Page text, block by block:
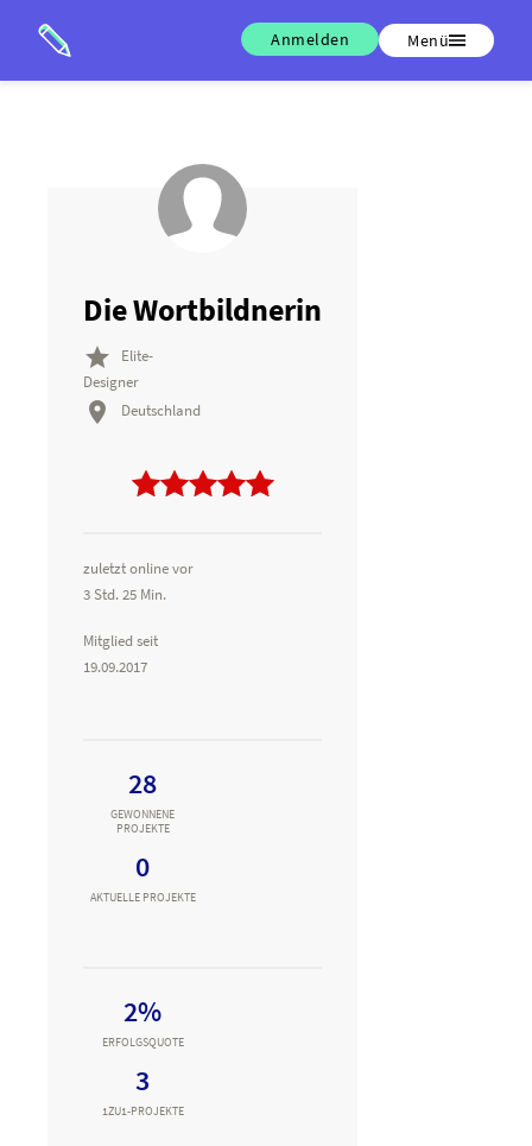
Anmelden Menü
Die Wortbildnerin

Elite-
Designer
 Deutschland
zuletzt online vor
3 Std. 25 Min.
Mitglied seit
19.09.2017
28
GEWONNENE
PROJEKTE
0
AKTUELLE PROJEKTE
2%
ERFOLGSQUOTE
3
1ZU1-PROJEKTE